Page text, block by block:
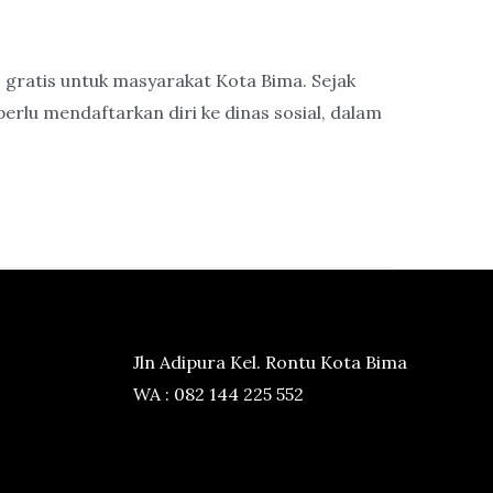
untuk masyarakat Kota Bima. Sejak
mendaftarkan diri ke dinas sosial, dalam
Jln Adipura Kel. Rontu Kota Bima
WA : 082 144 225 552